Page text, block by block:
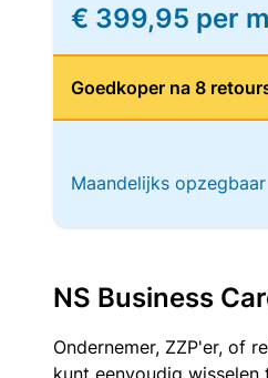
€ 399,95 per
Goedkoper na 8
Maandelijks opzegbaar
NS Business
Ondernemer, ZZP'er, of
kunt eenvoudig wisselen